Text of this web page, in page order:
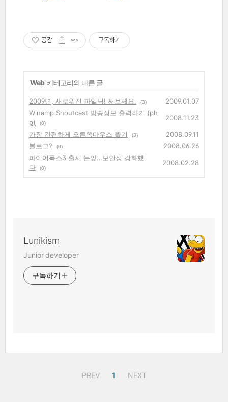
공감 구독하기
'Web' 카테고리의 다른 글
2009년, 새로워진 파일딕! 써보세요. (3)
2009.01.07
Winamp Shoutcast 방송정보 출력하기 (ph
p)
(0)
2008.11.23
가장 간편하게 오른쪽마우스 뚫기
(3)
2008.09.11
블로그?
(0)
2008.06.26
파이어폭스3 출시 눈앞…보안성 강화했
다
(0)
2008.02.28
Lunikism
Junior developer
구독하기
PREV 1 NEXT